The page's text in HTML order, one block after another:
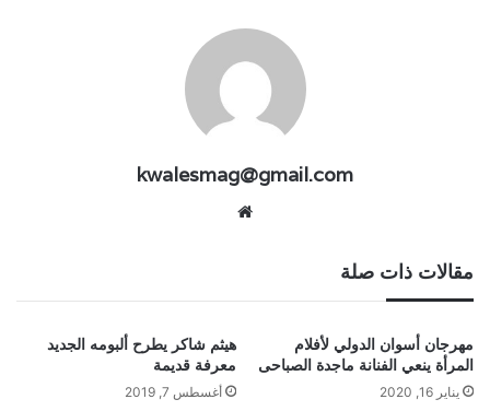
kwalesmag@gmail.com
مقالات ذات صلة
مهرجان أسوان الدولي لأفلام
المرأة ينعي الفنانة ماجدة الصباحى
يناير 16, 2020
هيثم شاكر يطرح ألبومه الجديد
معرفة قديمة
أغسطس 7, 2019